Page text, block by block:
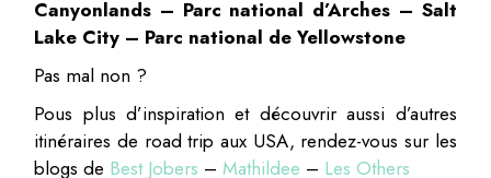
Canyonlands – Parc national d’Arches – Salt
Lake City – Parc national de Yellowstone
Pas mal non ?
Pous plus d’inspiration et découvrir aussi d’autres
itinéraires de road trip aux USA, rendez-vous sur les
blogs de Best Jobers –Mathildee – Les Others